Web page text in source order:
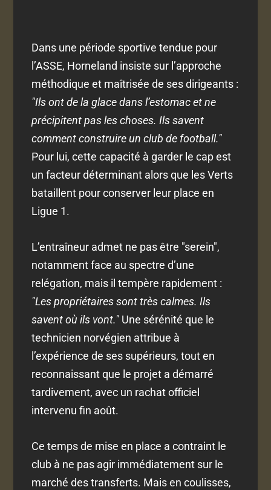
Dans une période sportive tendue pour
l’ASSE, Horneland insiste sur l’approche
méthodique et maîtrisée de ses dirigeants :
"Ils ont de la glace dans l’estomac et ne
précipitent pas les choses. Ils savent
comment construire un club de football."
Pour lui, cette capacité à garder le cap est
un facteur déterminant alors que les Verts
bataillent pour conserver leur place en
Ligue 1.
L’entraîneur admet ne pas être "serein",
notamment face au spectre d’une
relégation, mais il tempère rapidement :
"Les propriétaires sont très calmes. Ils
savent où ils vont." Une sérénité que le
technicien norvégien attribue à
l’expérience de ses supérieurs, tout en
reconnaissant que le projet a démarré
tardivement, avec un rachat officiel
intervenu fin août.
Ce temps de mise en place a contraint le
club à ne pas agir immédiatement sur le
marché des transferts. Mais en coulisses,